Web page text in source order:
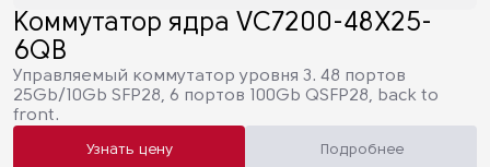
Коммутатор ядра VC7200-48X25-
6QB
Управляемый коммутатор уровня 3. 48 портов
25Gb/10Gb SFP28, 6 портов 100Gb QSFP28, back to
front.
Узнать цену Подробнее